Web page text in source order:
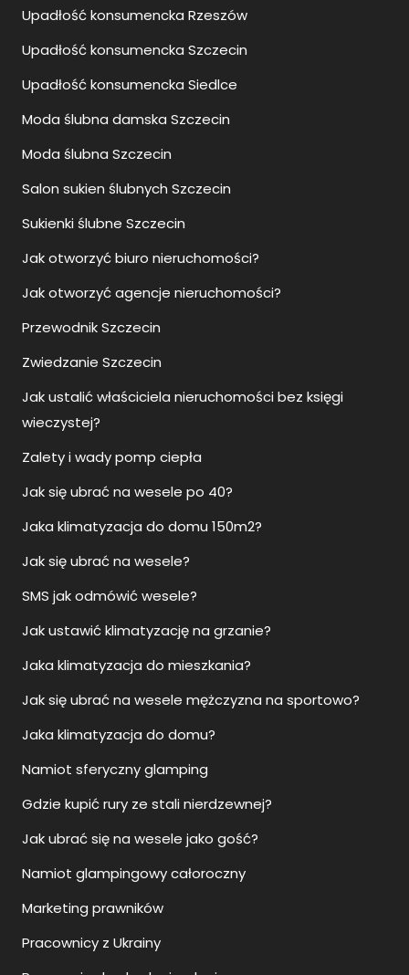
Upadłość konsumencka Rzeszów
Upadłość konsumencka Szczecin
Upadłość konsumencka Siedlce
Moda ślubna damska Szczecin
Moda ślubna Szczecin
Salon sukien ślubnych Szczecin
Sukienki ślubne Szczecin
Jak otworzyć biuro nieruchomości?
Jak otworzyć agencje nieruchomości?
Przewodnik Szczecin
Zwiedzanie Szczecin
Jak ustalić właściciela nieruchomości bez księgi
wieczystej?
Zalety i wady pomp ciepła
Jak się ubrać na wesele po 40?
Jaka klimatyzacja do domu 150m2?
Jak się ubrać na wesele?
SMS jak odmówić wesele?
Jak ustawić klimatyzację na grzanie?
Jaka klimatyzacja do mieszkania?
Jak się ubrać na wesele mężczyzna na sportowo?
Jaka klimatyzacja do domu?
Namiot sferyczny glamping
Gdzie kupić rury ze stali nierdzewnej?
Jak ubrać się na wesele jako gość?
Namiot glampingowy całoroczny
Marketing prawników
Pracownicy z Ukrainy